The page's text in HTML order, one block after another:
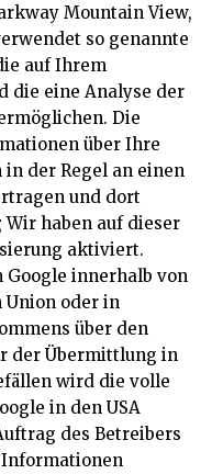
Mountain View,
so genannte
auf Ihrem
die eine Analyse der
Die
über Ihre
der Regel an einen
und dort
Wir haben auf dieser
aktiviert.
innerhalb von
Union oder in
über den
der Übermittlung in
wird die volle
in den USA
des Betreibers
Informationen